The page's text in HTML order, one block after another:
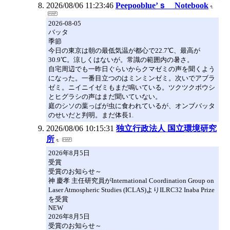
2026/08/06 11:23:46 Peepooblue’ｓ Notebook
2026-08-05
バッタ
季節
今日の東京は朝の最低気温が都心で22.7℃、最高が
30.9℃。涼しくはないが。常識の範囲内の暑さ。
自宅周辺でも一昨日ぐらいからクマゼミの声を聞くよう
になった。一番目立つのはミンミンゼミ。次いでアブラ
ゼミ。ニイニイゼミもまだ鳴いている。ツクツクボウシ
とヒグラシの声はまだ聞いていない。
庭のシソの葉っぱが虫に食われているが、オンブバッタ
のせいだと判明。まだ体長1.
2026/08/06 10:15:31 独立行政法人 国立環境研究
所
2026年8月5日
受賞
受賞のお知らせ～
神 慶孝 主任研究員がInternational Coordination Group on
Laser Atmospheric Studies (ICLAS)よりILRC32 Inaba Prize
を受賞
NEW
2026年8月5日
受賞のお知らせ～